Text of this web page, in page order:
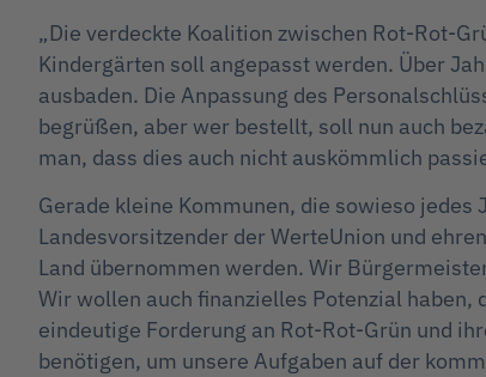
„Die verdeckte Koalition zwischen Rot-Rot-
Kindergärten soll angepasst werden. Über
ausbaden. Die Anpassung des
begrüßen, aber wer bestellt, soll nun auch
man, dass dies auch nicht auskömmlich
Gerade kleine Kommunen, die sowieso
Landesvorsitzender der WerteUnion und
Land übernommen werden. Wir
Wir wollen auch finanzielles Potenzial
eindeutige Forderung an Rot-Rot-Grün und
benötigen, um unsere Aufgaben auf der